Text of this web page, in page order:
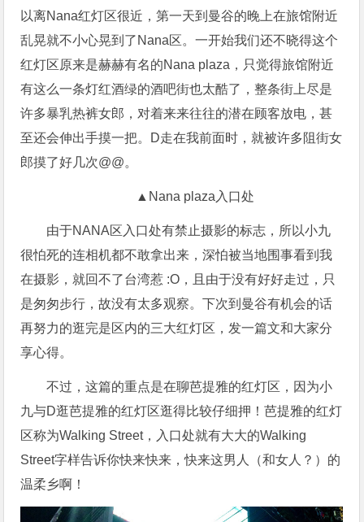
以离Nana红灯区很近，第一天到曼谷的晚上在旅馆附近
乱晃就不小心晃到了Nana区。一开始我们还不晓得这个
红灯区原来是赫赫有名的Nana plaza，只觉得旅馆附近
有这么一条灯红酒绿的酒吧街也太酷了，整条街上尽是
许多暴乳热裤女郎，对着来来往往的潜在顾客放电，甚
至还会伸出手摸一把。D走在我前面时，就被许多阻街女
郎摸了好几次@@。
▲Nana plaza入口处
由于NANA区入口处有禁止摄影的标志，所以小九
很怕死的连相机都不敢拿出来，深怕被当地围事看到我
在摄影，就回不了台湾惹 :O，且由于没有好好走过，只
是匆匆步行，故没有太多观察。下次到曼谷有机会的话
再努力的逛完是区内的三大红灯区，发一篇文和大家分
享心得。
不过，这篇的重点是在聊芭提雅的红灯区，因为小
九与D逛芭提雅的红灯区逛得比较仔细押！芭提雅的红灯
区称为Walking Street，入口处就有大大的Walking
Street字样告诉你快来快来，快来这男人（和女人？）的
温柔乡啊！